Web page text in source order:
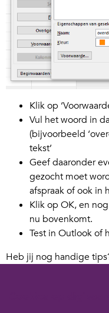
Klik op
Vul het woord in
(bijvoorbeeld
tekst’
Geef daaronder
gezocht moet
afspraak of ook in
Klik op OK, en
nu bovenkomt.
Test in Outlook of
Heb jij nog handige